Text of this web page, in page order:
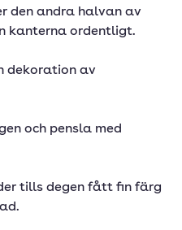
den andra halvan av
kanterna ordentligt.
dekoration av
och pensla med
tills degen fått fin färg